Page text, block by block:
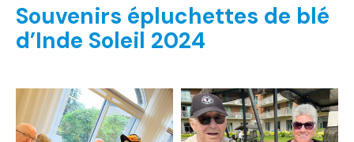
Souvenirs épluchettes de blé
d’Inde Soleil 2024